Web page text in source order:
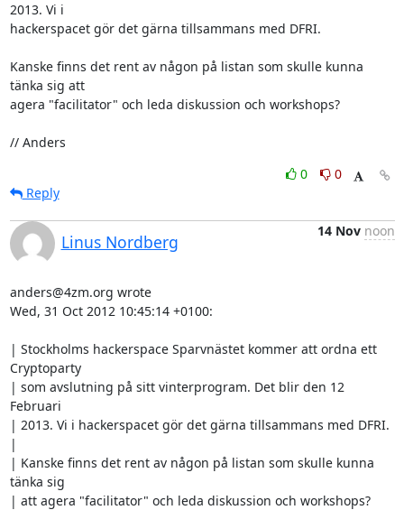
2013. Vi i
hackerspacet gör det gärna tillsammans med DFRI.
Kanske finns det rent av någon på listan som skulle kunna
tänka sig att
agera "facilitator" och leda diskussion och workshops?
// Anders
0
0
Reply
Linus Nordberg
14 Nov noon
anders@4zm.org wrote
Wed, 31 Oct 2012 10:45:14 +0100:
| Stockholms hackerspace Sparvnästet kommer att ordna ett
Cryptoparty
| som avslutning på sitt vinterprogram. Det blir den 12
Februari
| 2013. Vi i hackerspacet gör det gärna tillsammans med DFRI.
|
| Kanske finns det rent av någon på listan som skulle kunna
tänka sig
| att agera "facilitator" och leda diskussion och workshops?